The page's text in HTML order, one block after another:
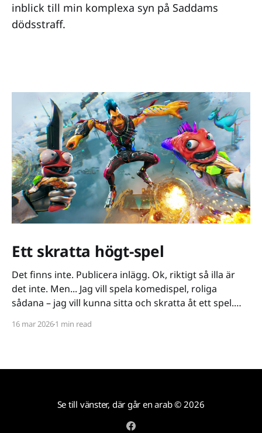
inblick till min komplexa syn på Saddams
dödsstraff.
Ett skratta högt-spel
Det finns inte. Publicera inlägg. Ok, riktigt så illa är
det inte. Men... Jag vill spela komedispel, roliga
sådana – jag vill kunna sitta och skratta åt ett spel.
på ett kiss och bajs-spår eller så lutar de sig på
16 mar 20261 min read
Se till vänster, där går en arab© 2026